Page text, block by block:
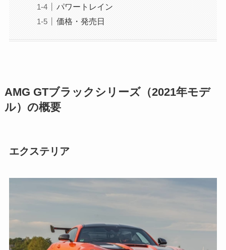
パワートレイン
価格・発売日
AMG GTブラックシリーズ（2021年モデ
ル）の概要
エクステリア